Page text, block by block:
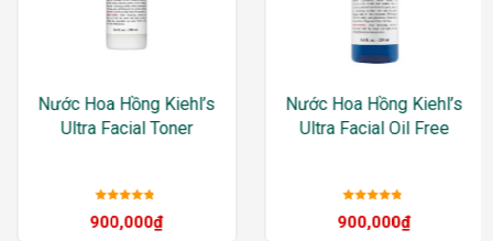
Nước Hoa Hồng Kiehl’s
Ultra Facial Toner
hạng5sao
900,000₫
Nước Hoa Hồng Kiehl’s
Ultra Facial Oil Free
hạng5sao
900,000₫